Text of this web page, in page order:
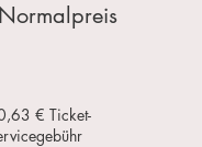
€ Ticket-